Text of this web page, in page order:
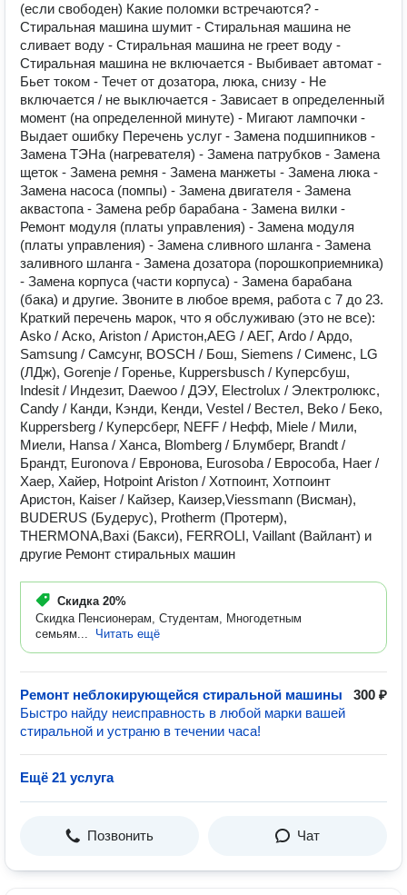
(если свободен) Какие поломки встречаются? -
Стиральная машина шумит - Стиральная машина не
сливает воду - Стиральная машина не греет воду -
Стиральная машина не включается - Выбивает автомат -
Бьет током - Течет от дозатора, люка, снизу - Не
включается / не выключается - Зависает в определенный
момент (на определенной минуте) - Мигают лампочки -
Выдает ошибку Перечень услуг - Замена подшипников -
Замена ТЭНа (нагревателя) - Замена патрубков - Замена
щеток - Замена ремня - Замена манжеты - Замена люка -
Замена насоса (помпы) - Замена двигателя - Замена
аквастопа - Замена ребр барабана - Замена вилки -
Ремонт модуля (платы управления) - Замена модуля
(платы управления) - Замена сливного шланга - Замена
заливного шланга - Замена дозатора (порошкоприемника)
- Замена корпуса (части корпуса) - Замена барабана
(бака) и другие. Звоните в любое время, работа с 7 до 23.
Краткий перечень марок, что я обслуживаю (это не все):
Аskо / Аско, Аristоn / Аристон,АЕG / АЕГ, Аrdо / Ардо,
Sаmsung / Самсунг, ВОSСН / Бош, Siеmеns / Сименс, LG
(ЛДж), Gоrеnjе / Горенье, Кuрреrsbusсh / Куперсбуш,
Indеsit / Индезит, Dаеwоо / ДЭУ, Еlесtrоluх / Электролюкс,
Саndy / Канди, Кэнди, Кенди, Vеstеl / Вестел, Веkо / Беко,
Кuрреrsbеrg / Куперсберг, NЕFF / Нефф, Мiеlе / Мили,
Миели, Наnsа / Ханса, Вlоmbеrg / Блумберг, Вrаndt /
Брандт, Еurоnоvа / Евронова, Еurоsоbа / Еврособа, Наеr /
Хаер, Хайер, Ноtроint Аristоn / Хотпоинт, Хотпоинт
Аристон, Каisеr / Кайзер, Каизер,Viеssmаnn (Висман),
ВUDЕRUS (Будерус), Рrоthеrm (Протерм),
ТНЕRМОNА,Вахi (Бакси), FЕRRОLI, Vаillаnt (Вайлант) и
другие Ремонт стиральных машин
Скидка 20%
Скидка Пенсионерам, Студентам, Многодетным
семьям...
Читать ещё
Ремонт неблокирующейся стиральной машины
300 ₽
Быстро найду неисправность в любой марки вашей
стиральной и устраню в течении часа!
Ещё 21 услуга
Позвонить Чат